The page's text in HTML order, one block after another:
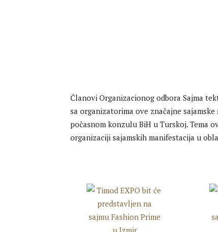
Članovi Organizacionog odbora Sajma
sa organizatorima ove značajne
počasnom konzulu BiH u Turskoj. Tema
organizaciji sajamskih manifestacija u